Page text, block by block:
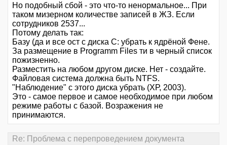
Но подобный сбой - это что-то ненормальное... При
таком мизерном количестве записей в ЖЗ. Если
сотрудников 2537...
Потому делать так:
Базу (да и все ост с диска С: убрать к ядрёной Фене.
За размещение в Programm Files ти в черный список
пожизненно.
Разместить на любом другом диске. Нет - создайте.
Файловая система должна быть NTFS.
"Наблюдение" с этого диска убрать (ХР, 2003).
Это - самое первое и самое необходимое при любом
режиме работы с базой. Возражения не
принимаются.
Re: Проблема с перепроведением документа